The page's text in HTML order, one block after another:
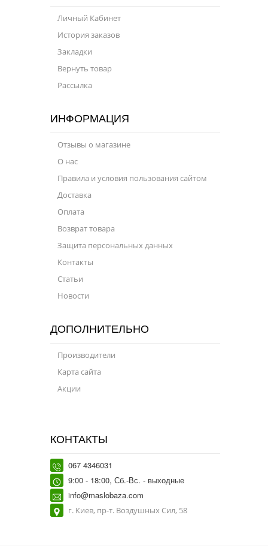
Велосипедная программа
Масла для лодочных моторов
Садовая программа
Промышленная программа
Зимняя программа
Личный Кабинет
История заказов
Закладки
Вернуть товар
Рассылка
ИНФОРМАЦИЯ
Отзывы о магазине
О нас
Правила и условия пользования сайтом
Доставка
Оплата
Возврат товара
Защита персональных данных
Контакты
Статьи
Новости
ДОПОЛНИТЕЛЬНО
Производители
Карта сайта
Акции
КОНТАКТЫ
067 4346031
9:00 - 18:00, Сб.-Вс. - выходные
info@maslobaza.com
г. Киев, пр-т. Воздушных Сил, 58